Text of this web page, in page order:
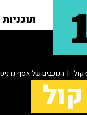
תוכניות
קול | הכוכבים של אסף גרניט